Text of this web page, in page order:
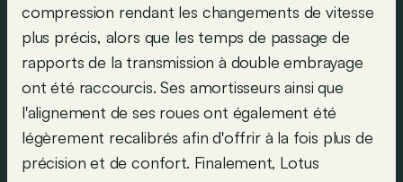
compression rendant les changements de vitesse
plus précis, alors que les temps de passage de
rapports de la transmission à double embrayage
ont été raccourcis. Ses amortisseurs ainsi que
l'alignement de ses roues ont également été
légèrement recalibrés afin d'offrir à la fois plus de
précision et de confort. Finalement, Lotus